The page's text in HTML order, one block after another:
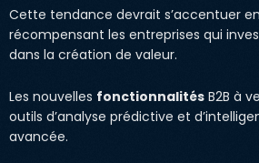
Cette tendance devrait s’accentuer
récompensant les entreprises qui
dans la création de valeur.
Les nouvelles fonctionnalités B2B à
outils d’analyse prédictive et
avancée.